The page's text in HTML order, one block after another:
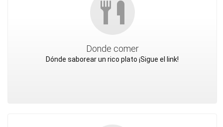
Donde comer
Dónde saborear un rico plato ¡Sigue el link!